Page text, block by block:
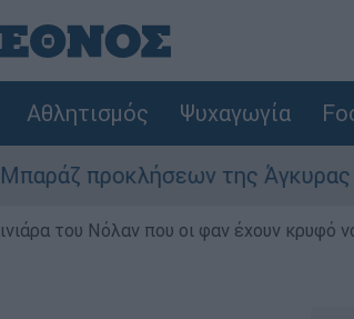
Αθλητισμός Ψυχαγωγία
της Άγκυρας στο
του Νόλαν που οι φαν έχουν κρυφό